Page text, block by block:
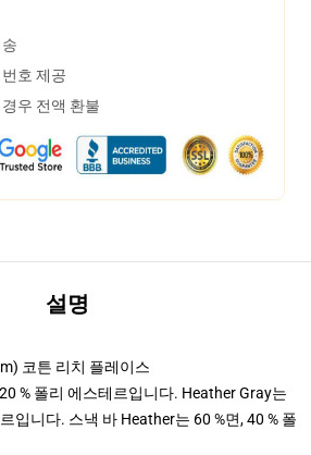
호 제공
우 전액 환불
설명
코튼 리치 플레이스
% 폴리 에스테르입니다. Heather Gray는
입니다. 스낵 바 Heather는 60 %면, 40 % 폴